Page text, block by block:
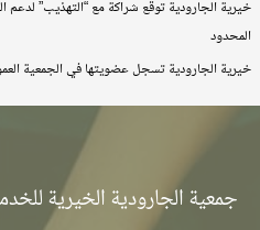
خيرية الجارودية توقّع شراكة مع “التهذيب” لدعم
المحدود
خيرية الجارودية تسجل عضويتها في الجمعية
جمعية الجارودية الخيرية